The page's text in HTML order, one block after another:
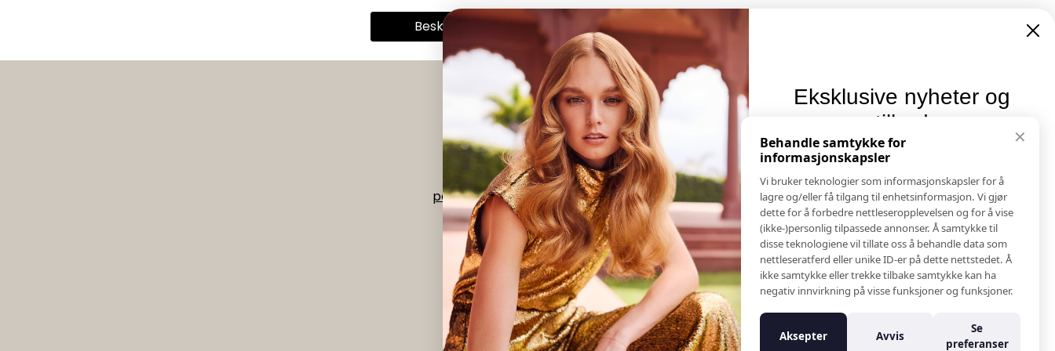
Beskrivelse Spesifikasjoner
Instagram|Facebook
Org nr 992 518 073
post@verdant.no-56 15 68 00
Salgs & Leveringsbetingelser
Registrer reklamasjon eller retur
Kontakt Oss
Bildebank
Følg Oss
Prislister
Etiske Retningslinjer
Åpenhetsloven
Varsling om kritikkverdige forhold
✕
Behandle samtykke for
informasjonskapsler
Vi bruker teknologier som informasjonskapsler for å
lagre og/eller få tilgang til enhetsinformasjon. Vi gjør
dette for å forbedre nettleseropplevelsen og for å vise
(ikke-)personlig tilpassede annonser. Å samtykke til
disse teknologiene vil tillate oss å behandle data som
nettleseratferd eller unike ID-er på dette nettstedet. Å
ikke samtykke eller trekke tilbake samtykke kan ha
negativ innvirkning på visse funksjoner og funksjoner.
Aksepter Avvis
Se
preferanser
Eksklusive nyheter og
tilbud
Meld deg på vårt nyhetsbrev og hold deg oppdatert!
Her får du innblikk i nyheter, kampanjer og
konkurranser.
E-post
Meld meg på
Nei takk